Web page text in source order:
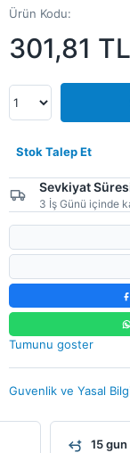
Ürün Kodu:
301,81 TL
Stok Talep Et
Sevkiyat
3 İş Günü içinde
Tumunu goster
Guvenlik ve Yasal
15